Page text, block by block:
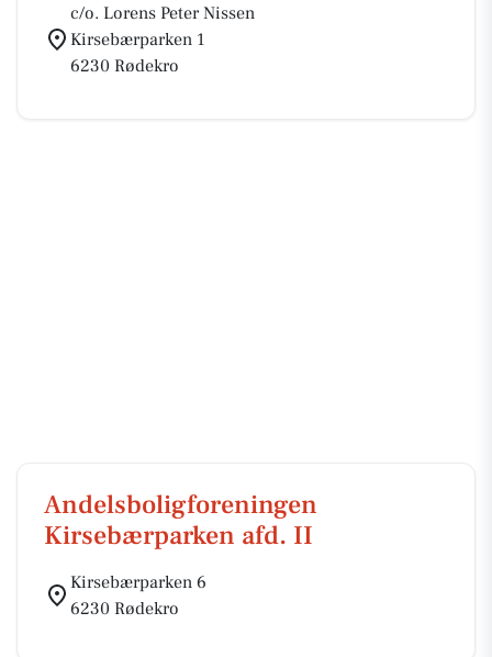
c/o. Lorens Peter Nissen
Kirsebærparken 1
6230 Rødekro
Andelsboligforeningen
Kirsebærparken afd. II
Kirsebærparken 6
6230 Rødekro